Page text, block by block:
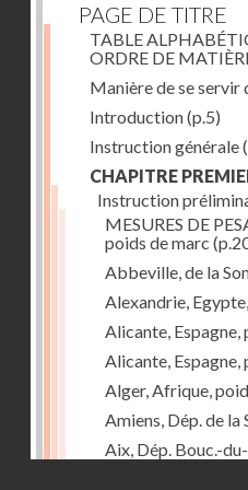
PAGE DE TITRE
TABLE
ORDRE DE
Manière de se servir
Introduction(p.5)
Instruction générale
CHAPITRE
Instruction
MESURES DE
poids de marc
Abbeville, de la
Alexandrie,
Alicante, Espagne,
Alicante, Espagne,
Alger, Afrique,
Amiens, Dép. de la
Aix, Dép. Bouc.-